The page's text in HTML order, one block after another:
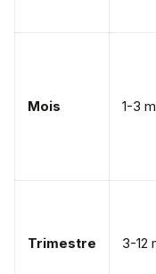
Mois 1-3
Trimestre 3-12